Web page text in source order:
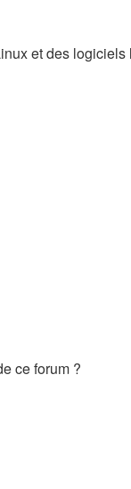
et des
ce forum ?